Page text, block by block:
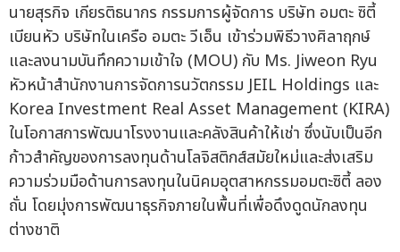
นายสุรกิจ เกียรติธนากร กรรมการผู้จัดการ บริษัท อมตะ ซิตี้
เบียนหัว บริษัทในเครือ อมตะ วีเอ็น เข้าร่วมพิธีวางศิลาฤกษ์
และลงนามบันทึกความเข้าใจ (MOU) กับ Ms. Jiweon Ryu
หัวหน้าสำนักงานการจัดการนวัตกรรม JEIL Holdings และ
Korea Investment Real Asset Management (KIRA)
ในโอกาสการพัฒนาโรงงานและคลังสินค้าให้เช่า ซึ่งนับเป็นอีก
ก้าวสำคัญของการลงทุนด้านโลจิสติกส์สมัยใหม่และส่งเสริม
ความร่วมมือด้านการลงทุนในนิคมอุตสาหกรรมอมตะซิตี้ ลอง
ถั่น โดยมุ่งการพัฒนาธุรกิจภายในพื้นที่เพื่อดึงดูดนักลงทุน
ต่างชาติ